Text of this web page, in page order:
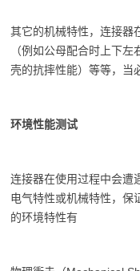
其它的机械特性，连接器
（例如公母配合时上下
壳的抗摔性能）等等，当
环境性能测试
连接器在使用过程中会遭
电气特性或机械特性，保
的环境特性有